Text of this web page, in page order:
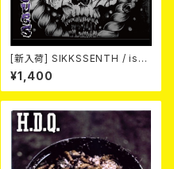
[新入荷] SIKKSSENTH / issu
es (CD-R)
¥1,400